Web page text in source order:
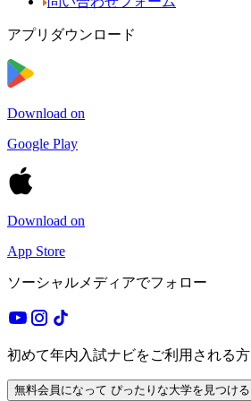
アプリダウンロード
Download on
Google Play
Download on
App Store
ソーシャルメディアでフォロー
初めて年内入試ナビをご利用される方
無料会員になって ぴったりな大学を見つける